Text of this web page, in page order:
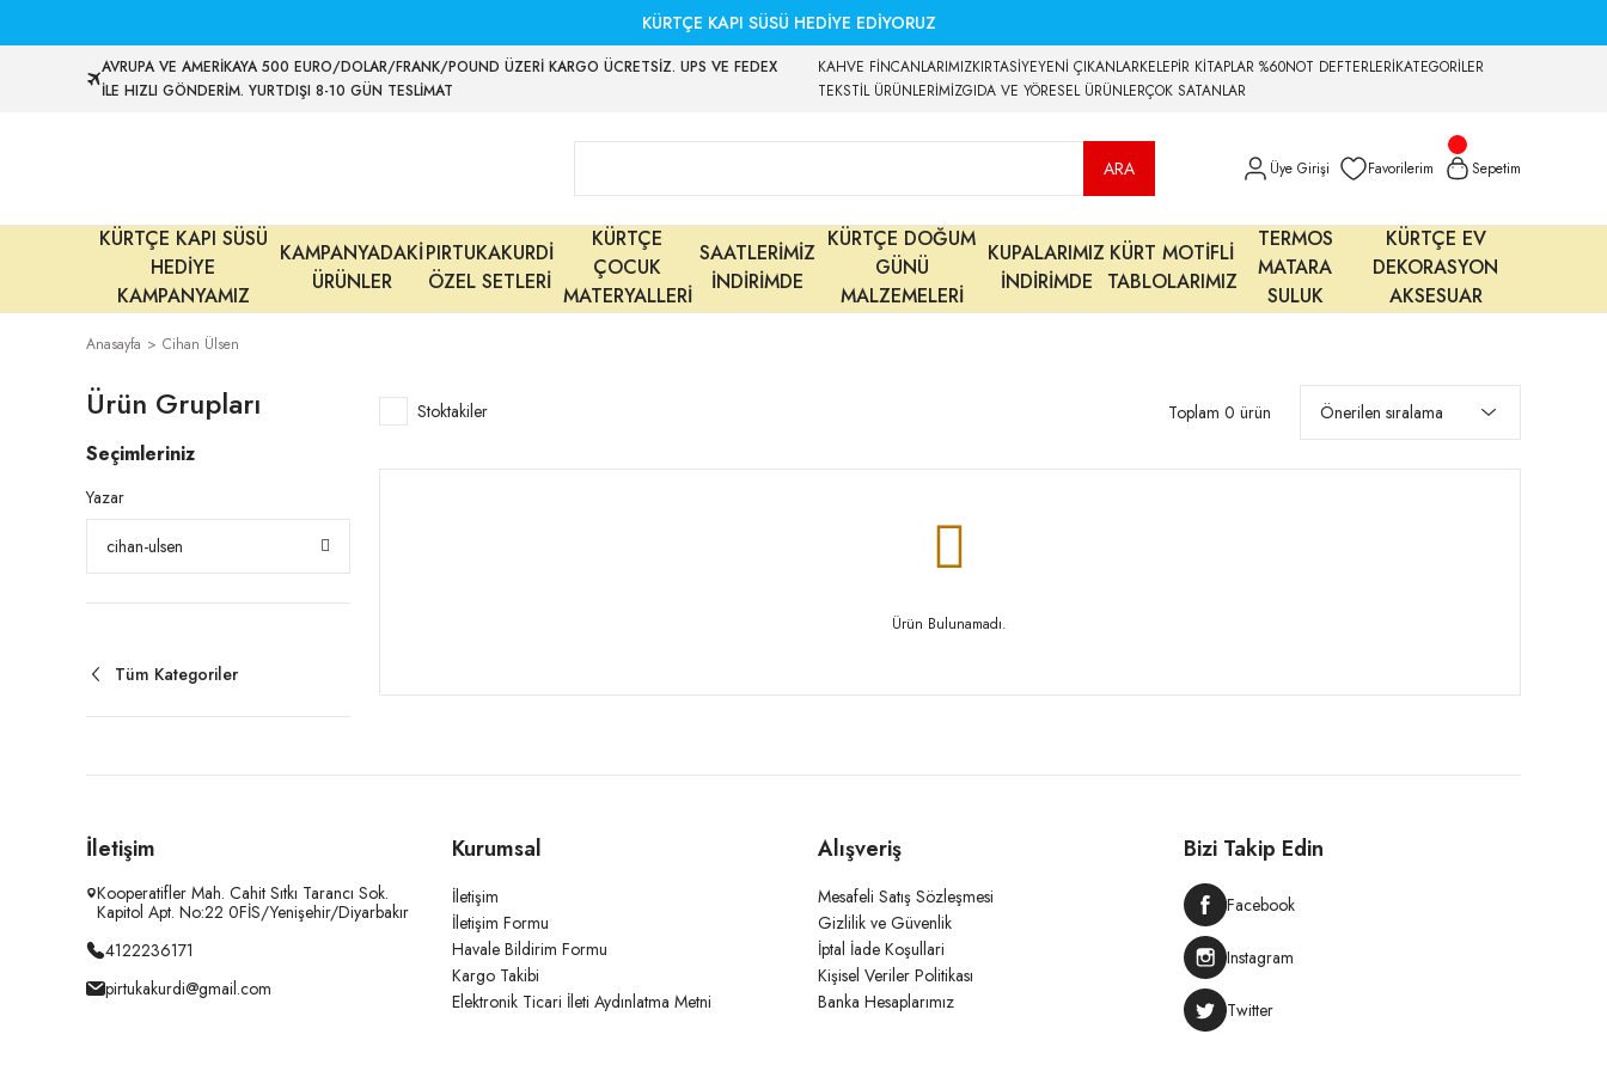
KÜRTÇE KAPI SÜSÜ HEDİYE EDİYORUZ
AVRUPA VE AMERİKAYA 500 EURO/DOLAR/FRANK/POUND ÜZERİ KARGO ÜCRETSİZ. UPS VE FEDEX
İLE HIZLI GÖNDERİM. YURTDIŞI 8-10 GÜN TESLİMAT
KAHVE FİNCANLARIMIZKIRTASİYEYENİ ÇIKANLARKELEPİR KİTAPLAR %60NOT DEFTERLERİKATEGORİLER
TEKSTİL ÜRÜNLERİMİZGIDA VE YÖRESEL ÜRÜNLERÇOK SATANLAR
ARA Üye Girişi Favorilerim Sepetim
KÜRTÇE KAPI SÜSÜ
HEDİYE
KAMPANYAMIZ
KAMPANYADAKİ
ÜRÜNLER
PIRTUKAKURDİ
ÖZEL SETLERİ
KÜRTÇE
ÇOCUK
MATERYALLERİ
SAATLERİMİZ
İNDİRİMDE
KÜRTÇE DOĞUM
GÜNÜ
MALZEMELERİ
KUPALARIMIZ
İNDİRİMDE
KÜRT MOTİFLİ
TABLOLARIMIZ
TERMOS
MATARA
SULUK
KÜRTÇE EV
DEKORASYON
AKSESUAR
Anasayfa Cihan Ülsen
Ürün Grupları
Seçimleriniz
Yazar
cihan-ulsen
Tüm Kategoriler
Stoktakiler Toplam 0 ürün
Ürün Bulunamadı.
İletişim
Kooperatifler Mah. Cahit Sıtkı Tarancı Sok.
Kapitol Apt. No:22 0FİS/Yenişehir/Diyarbakır
4122236171
pirtukakurdi@gmail.com
Kurumsal
İletişim
İletişim Formu
Havale Bildirim Formu
Kargo Takibi
Elektronik Ticari İleti Aydınlatma Metni
Alışveriş
Mesafeli Satış Sözleşmesi
Gizlilik ve Güvenlik
İptal İade Koşullari
Kişisel Veriler Politikası
Banka Hesaplarımız
Bizi Takip Edin
Facebook
Instagram
Twitter